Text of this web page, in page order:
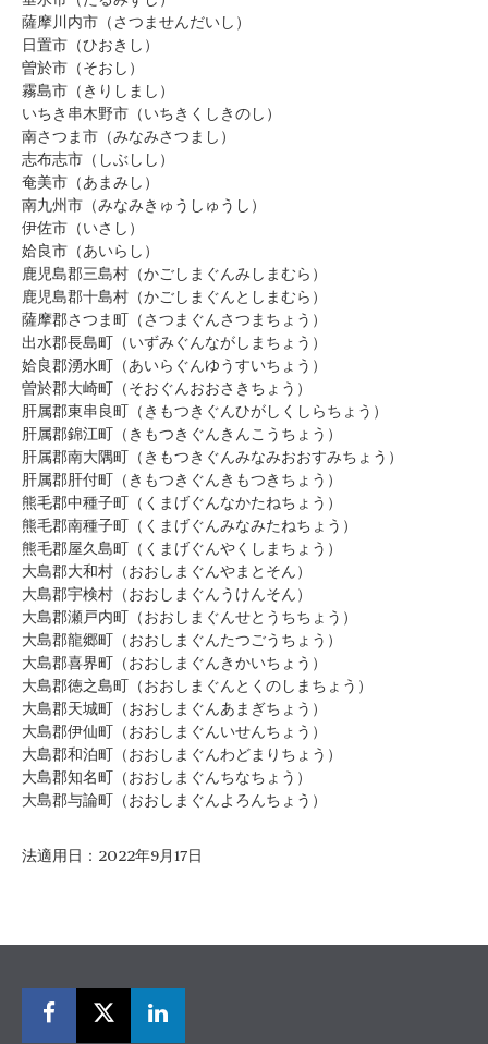
薩摩川内市（さつませんだいし）
日置市（ひおきし）
曽於市（そおし）
霧島市（きりしまし）
いちき串木野市（いちきくしきのし）
南さつま市（みなみさつまし）
志布志市（しぶしし）
奄美市（あまみし）
南九州市（みなみきゅうしゅうし）
伊佐市（いさし）
姶良市（あいらし）
鹿児島郡三島村（かごしまぐんみしまむら）
鹿児島郡十島村（かごしまぐんとしまむら）
薩摩郡さつま町（さつまぐんさつまちょう）
出水郡長島町（いずみぐんながしまちょう）
姶良郡湧水町（あいらぐんゆうすいちょう）
曽於郡大崎町（そおぐんおおさきちょう）
肝属郡東串良町（きもつきぐんひがしくしらちょう）
肝属郡錦江町（きもつきぐんきんこうちょう）
肝属郡南大隅町（きもつきぐんみなみおおすみちょう）
肝属郡肝付町（きもつきぐんきもつきちょう）
熊毛郡中種子町（くまげぐんなかたねちょう）
熊毛郡南種子町（くまげぐんみなみたねちょう）
熊毛郡屋久島町（くまげぐんやくしまちょう）
大島郡大和村（おおしまぐんやまとそん）
大島郡宇検村（おおしまぐんうけんそん）
大島郡瀬戸内町（おおしまぐんせとうちちょう）
大島郡龍郷町（おおしまぐんたつごうちょう）
大島郡喜界町（おおしまぐんきかいちょう）
大島郡徳之島町（おおしまぐんとくのしまちょう）
大島郡天城町（おおしまぐんあまぎちょう）
大島郡伊仙町（おおしまぐんいせんちょう）
大島郡和泊町（おおしまぐんわどまりちょう）
大島郡知名町（おおしまぐんちなちょう）
大島郡与論町（おおしまぐんよろんちょう）
法適用日：2022年9月17日